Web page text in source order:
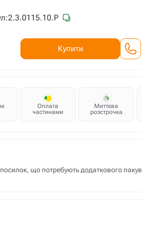
2.3.0115.10.P
Купити
Оплата
частинами
Миттєва
розстрочка
що потребують додаткового